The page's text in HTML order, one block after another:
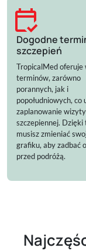
calendar_check
Dogodne
szczepień
TropicalMed oferuje
terminów, zarówno
porannych, jak i
popołudniowych, co
zaplanowanie wizyty
szczepiennej. Dzięki
musisz zmieniać
grafiku, aby zadbać
przed podróżą.